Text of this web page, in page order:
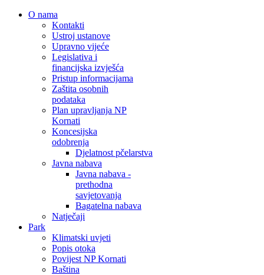
O nama
Kontakti
Ustroj ustanove
Upravno vijeće
Legislativa i
financijska izvješća
Pristup informacijama
Zaštita osobnih
podataka
Plan upravljanja NP
Kornati
Koncesijska
odobrenja
Djelatnost pčelarstva
Javna nabava
Javna nabava -
prethodna
savjetovanja
Bagatelna nabava
Natječaji
Park
Klimatski uvjeti
Popis otoka
Povijest NP Kornati
Baština